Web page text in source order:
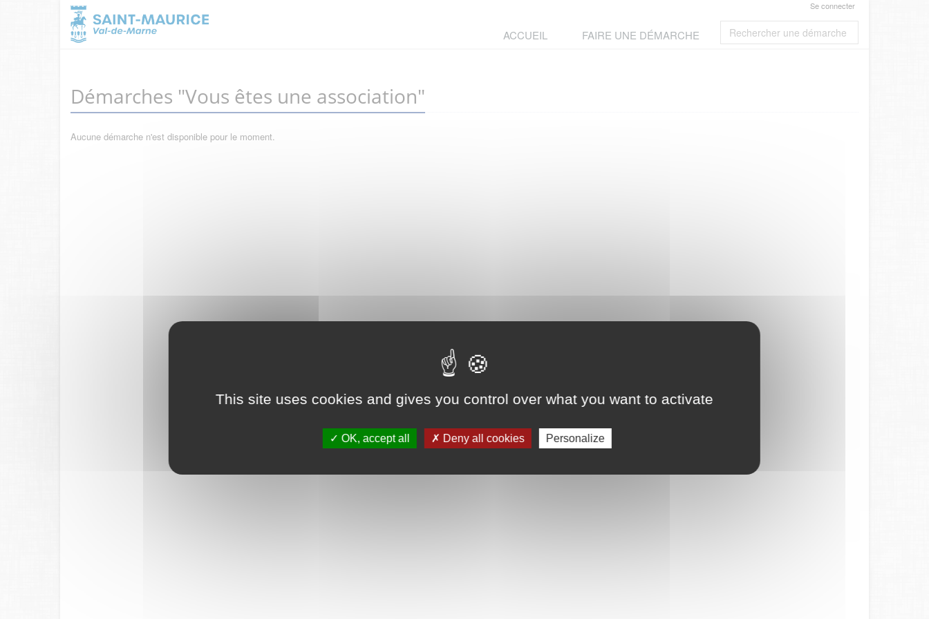
This site uses cookies and gives you control over what you want to activate
OK, accept all Deny all cookies Personalize
Se connecter
ACCUEIL FAIRE UNE DÉMARCHE
Démarches "Vous êtes une association"
Aucune démarche n'est disponible pour le moment.